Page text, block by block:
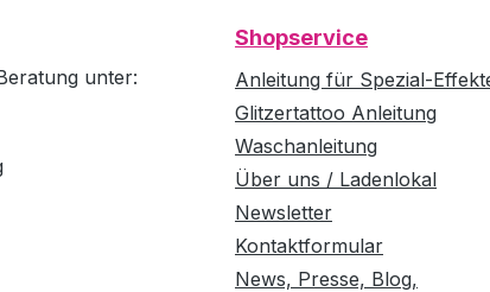
unter:
Shopservice
Anleitung für Spezial-
Glitzertattoo Anleitung
Waschanleitung
Über uns / Ladenlokal
Newsletter
Kontaktformular
News, Presse, Blog,